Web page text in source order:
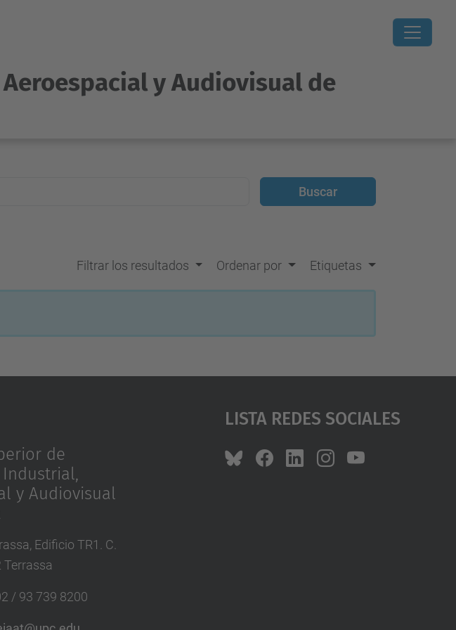
y Audiovisual de
Filtrar los resultados Ordenar por Etiquetas
de
y Audiovisual
Edificio TR1. C.
Terrassa
/ 93 739 8200
Lista Redes Sociales